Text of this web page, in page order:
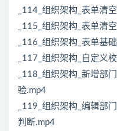
_114_组织架构_表单清
_115_组织架构_表单清
_116_组织架构_表单基
_117_组织架构_自定义
_118_组织架构_新增部
验.mp4
_119_组织架构_编辑部
判断.mp4